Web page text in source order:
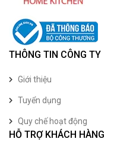
THÔNG TIN CÔNG TY
Giới thiệu
Tuyển dụng
Quy chế hoạt động
HỖ TRỢ KHÁCH HÀNG